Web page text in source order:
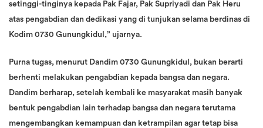
setinggi-tinginya kepada Pak Fajar, Pak Supriyadi dan Pak Heru
atas pengabdian dan dedikasi yang di tunjukan selama berdinas di
Kodim 0730 Gunungkidul,” ujarnya.
Purna tugas, menurut Dandim 0730 Gunungkidul, bukan berarti
berhenti melakukan pengabdian kepada bangsa dan negara.
Dandim berharap, setelah kembali ke masyarakat masih banyak
bentuk pengabdian lain terhadap bangsa dan negara terutama
mengembangkan kemampuan dan ketrampilan agar tetap bisa